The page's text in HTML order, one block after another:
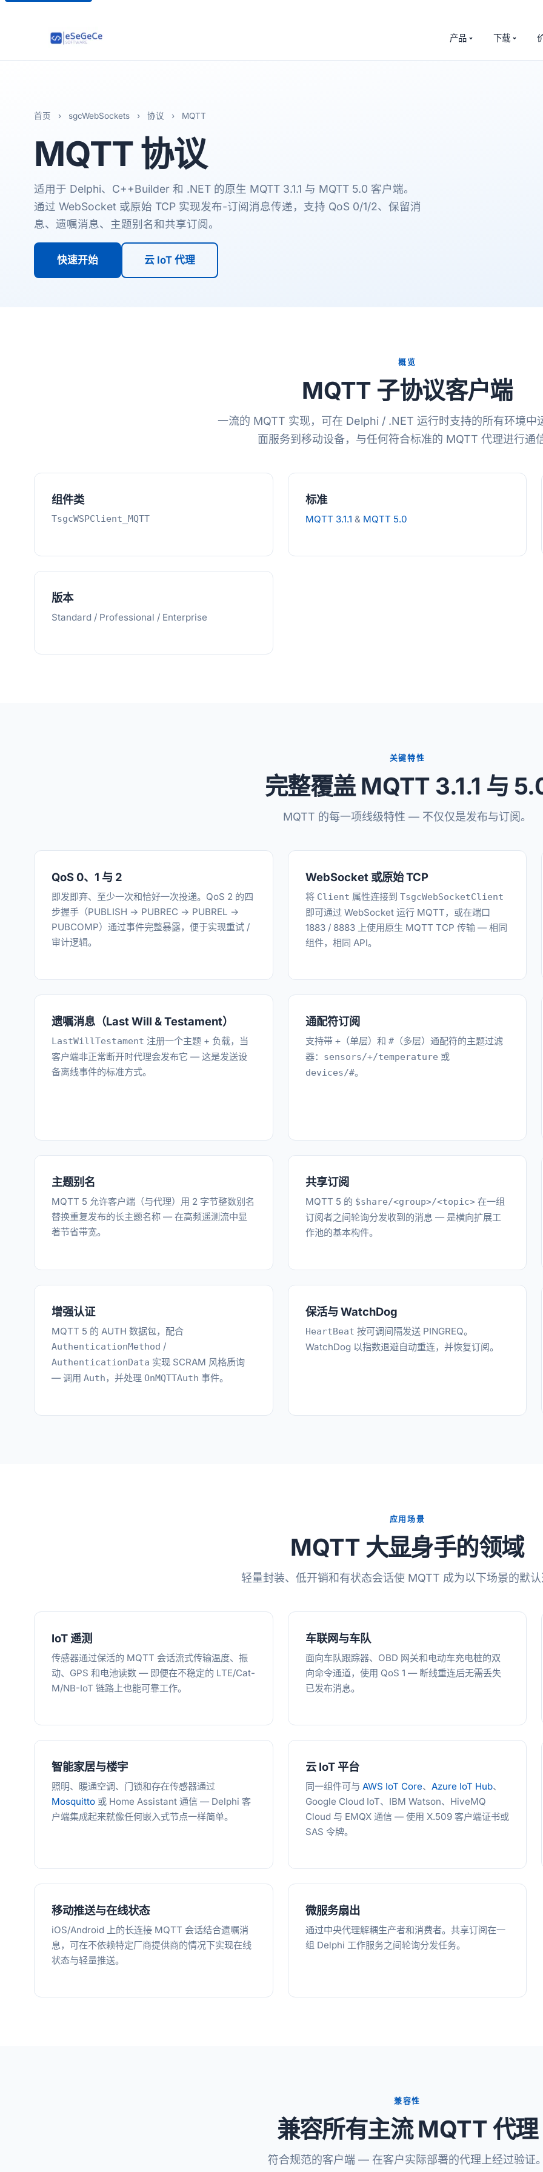
产品 下载
首页 › sgcWebSockets › 协议 › MQTT
MQTT协议
适用于 Delphi、C++Builder 和 .NET 的原生 MQTT 3.1.1 与 MQTT 5.0 客户端。
通过 WebSocket 或原始 TCP 实现发布-订阅消息传递，支持 QoS 0/1/2、保留消
息、遗嘱消息、主题别名和共享订阅。
快速开始 云 IoT 代理
概览
MQTT 子协议客户端
一流的 MQTT 实现，可在 Delphi / .NET 运行时支持的所有环境
面服务到移动设备，与任何符合标准的 MQTT 代理进行通
组件类
TsgcWSPClient_MQTT
标准
MQTT 3.1.1 & MQTT 5.0
版本
Standard / Professional / Enterprise
关键特性
完整覆盖 MQTT 3.1.1 与
MQTT 的每一项线级特性 — 不仅仅是发布与订阅。
QoS 0、1 与 2
即发即弃、至少一次和恰好一次投递。QoS 2 的四
步握手（PUBLISH → PUBREC → PUBREL →
PUBCOMP）通过事件完整暴露，便于实现重试 /
审计逻辑。
WebSocket 或原始 TCP
将 Client 属性连接到 TsgcWebSocketClient
即可通过 WebSocket 运行 MQTT，或在端口
1883 / 8883 上使用原生 MQTT TCP 传输 — 相同
组件，相同 API。
遗嘱消息（Last Will & Testament）
LastWillTestament 注册一个主题 + 负载，当
客户端非正常断开时代理会发布它 — 这是发送设
备离线事件的标准方式。
通配符订阅
支持带 +（单层）和 #（多层）通配符的主题过滤
器：
sensors/+/temperature 或
devices/#。
主题别名
MQTT 5 允许客户端（与代理）用 2 字节整数别名
替换重复发布的长主题名称 — 在高频遥测流中显
著节省带宽。
共享订阅
MQTT 5 的 $share/<group>/<topic>在一组
订阅者之间轮询分发收到的消息 — 是横向扩展工
作池的基本构件。
增强认证
MQTT 5 的 AUTH 数据包，配合
AuthenticationMethod /
AuthenticationData 实现 SCRAM 风格质询
— 调用 Auth，并处理 OnMQTTAuth 事件。
保活与 WatchDog
HeartBeat 按可调间隔发送 PINGREQ。
WatchDog 以指数退避自动重连，并恢复订阅。
应用场景
MQTT 大显身手的领域
轻量封装、低开销和有状态会话使 MQTT 成为以下场景的默
IoT 遥测
传感器通过保活的 MQTT 会话流式传输温度、振
动、GPS 和电池读数 — 即便在不稳定的 LTE/Cat-
M/NB-IoT 链路上也能可靠工作。
车联网与车队
面向车队跟踪器、OBD 网关和电动车充电桩的双
向命令通道，使用 QoS 1 — 断线重连后无需丢失
已发布消息。
智能家居与楼宇
照明、暖通空调、门锁和存在传感器通过
Mosquitto 或 Home Assistant 通信 — Delphi 客
户端集成起来就像任何嵌入式节点一样简单。
云 IoT 平台
同一组件可与 AWS IoT Core、 Azure IoT Hub、
Google Cloud IoT、IBM Watson、HiveMQ
Cloud 与 EMQX 通信 — 使用 X.509 客户端证书或
SAS 令牌。
移动推送与在线状态
iOS/Android 上的长连接 MQTT 会话结合遗嘱消
息，可在不依赖特定厂商提供商的情况下实现在线
状态与轻量推送。
微服务扇出
通过中央代理解耦生产者和消费者。共享订阅在一
组 Delphi 工作服务之间轮询分发任务。
兼容性
兼容所有主流 MQTT 代理
符合规范的客户端 — 在客户实际部署的代理上经过验证